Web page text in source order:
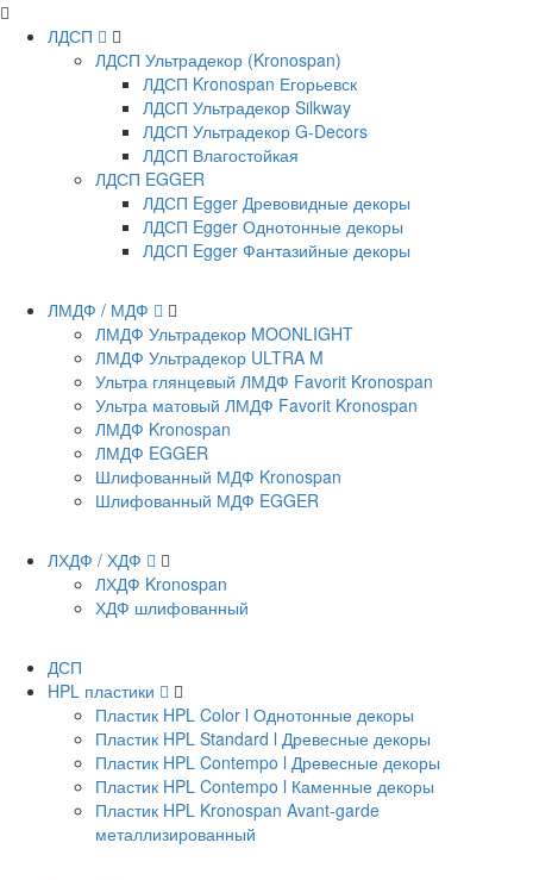
ЛДСП
ЛДСП Ультрадекор (Kronospan)
ЛДСП Kronospan Егорьевск
ЛДСП Ультрадекор Silkway
ЛДСП Ультрадекор G-Decors
ЛДСП Влагостойкая
ЛДСП EGGER
ЛДСП Egger Древовидные декоры
ЛДСП Egger Однотонные декоры
ЛДСП Egger Фантазийные декоры
ЛМДФ / МДФ
ЛМДФ Ультрадекор MOONLIGHT
ЛМДФ Ультрадекор ULTRA M
Ультра глянцевый ЛМДФ Favorit Kronospan
Ультра матовый ЛМДФ Favorit Kronospan
ЛМДФ Kronospan
ЛМДФ EGGER
Шлифованный МДФ Kronospan
Шлифованный МДФ EGGER
ЛХДФ / ХДФ
ЛХДФ Kronospan
ХДФ шлифованный
ДСП
HPL пластики
Пластик HPL Color l Однотонные декоры
Пластик HPL Standard l Древесные декоры
Пластик HPL Contempo l Древесные декоры
Пластик HPL Contempo l Каменные декоры
Пластик HPL Kronospan Avant-garde
металлизированный